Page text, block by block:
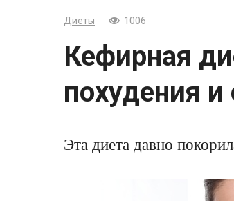
Диеты 1006
Кефирная
похудения
Эта диета давно